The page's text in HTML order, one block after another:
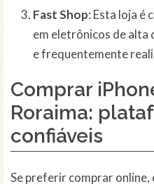
Fast Shop: Esta loja é
em eletrônicos de alta
e frequentemente
Comprar
Roraima:
confiáveis
Se preferir comprar